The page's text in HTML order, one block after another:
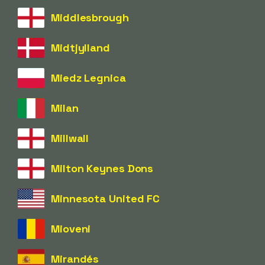
Middlesbrough
Midtjylland
Miedz Legnica
Milan
Millwall
Milton Keynes Dons
Minnesota United FC
Mioveni
Mirandés